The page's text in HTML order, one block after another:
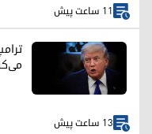
11 ساعت پیش
13 ساعت پیش